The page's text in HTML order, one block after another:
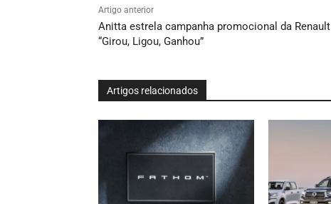
Artigo anterior
Anitta estrela campanha promocional da Renault
“Girou, Ligou, Ganhou”
Artigos relacionados